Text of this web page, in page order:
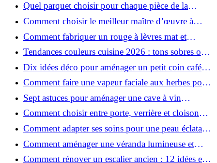
Quel parquet choisir pour chaque pièce de la
maison ?
Comment choisir le meilleur maître d’œuvre à
Grenoble en 2026 ?
Comment fabriquer un rouge à lèvres mat et
hydratant fait maison ?
Tendances couleurs cuisine 2026 : tons sobres ou
colorés, que choisir ?
Dix idées déco pour aménager un petit coin café
chez soi
Comment faire une vapeur faciale aux herbes pour
une peau plus saine et rajeunie ?
Sept astuces pour aménager une cave à vin
naturelle chez soi
Comment choisir entre porte, verrière et cloison
coulissante pour séparer vos pièces ?
Comment adapter ses soins pour une peau éclatante
en hiver ?
Comment aménager une véranda lumineuse et
conviviale : 12 idées déco
Comment rénover un escalier ancien : 12 idées et